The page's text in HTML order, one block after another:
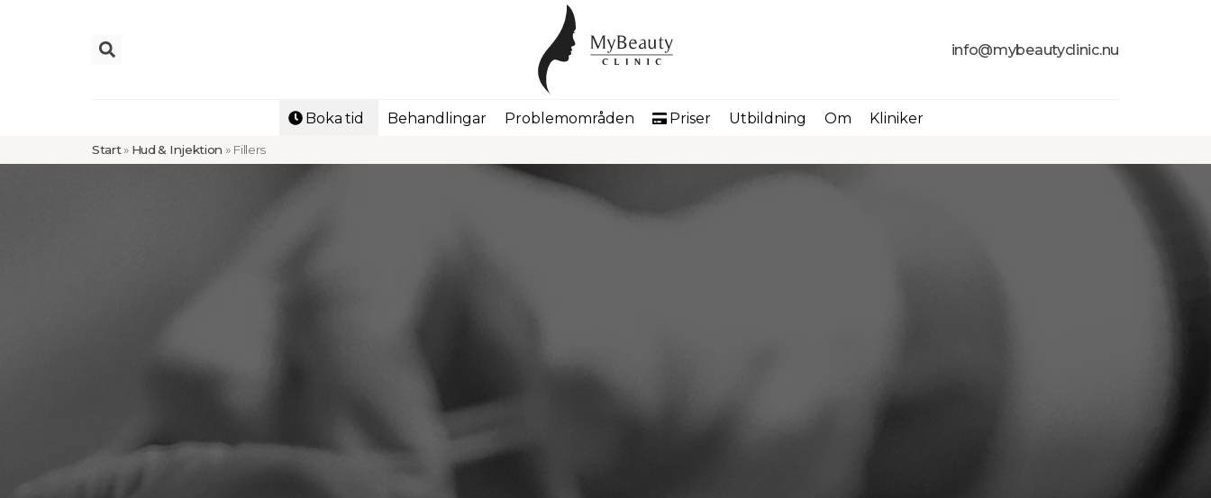
info@mybeautyclinic.nu
Boka tid Behandlingar Problemområden Priser Utbildning Om Kliniker
Start » Hud & Injektion » Fillers